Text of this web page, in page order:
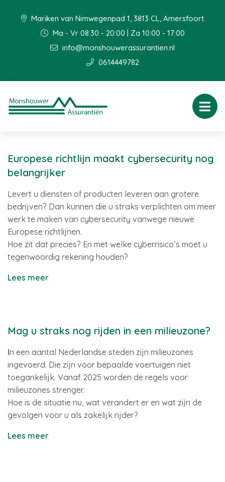
Mariken van Nimwegenpad 1, 3813 CL, Amersfoort
Ma - Vr 08:30 - 20:00 | Za 10:00 - 17:00
info@monshouwerassurantien.nl
0614449782
Europese richtlijn maakt cybersecurity nog
belangrijker
Levert u diensten of producten leveren aan grotere
bedrijven? Dan kunnen die u straks verplichten om meer
werk te maken van cybersecurity vanwege nieuwe
Europese richtlijnen.
Hoe zit dat precies? En met welke cyberrisico’s moet u
tegenwoordig rekening houden?
Lees meer
Mag u straks nog rijden in een milieuzone?
In een aantal Nederlandse steden zijn milieuzones
ingevoerd. Die zijn voor bepaalde voertuigen niet
toegankelijk. Vanaf 2025 worden de regels voor
milieuzones strenger.
Hoe is de situatie nu, wat verandert er en wat zijn de
gevolgen voor u als zakelijk rijder?
Lees meer